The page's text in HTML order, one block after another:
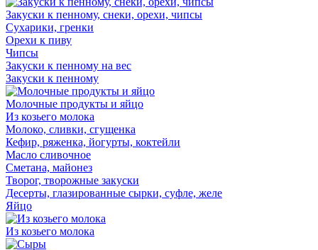
Закуски к пенному, снеки, орехи, чипсы
Сухарики, гренки
Орехи к пиву
Чипсы
Закуски к пенному на вес
Закуски к пенному
Молочные продукты и яйцо
Из козьего молока
Молоко, сливки, сгущенка
Кефир, ряженка, йогурты, коктейли
Масло сливочное
Сметана, майонез
Творог, творожные закуски
Десерты, глазированные сырки, суфле, желе
Яйцо
Из козьего молока